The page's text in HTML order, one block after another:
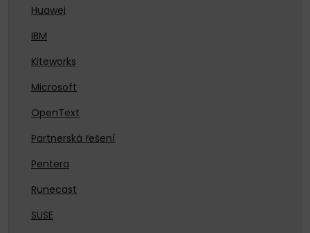
Huawei
IBM
Kiteworks
Microsoft
OpenText
Partnerská řešení
Pentera
Runecast
SUSE